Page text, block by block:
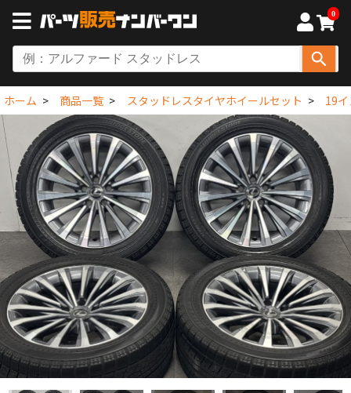
0
ホーム 商品一覧 スタッドレスタイヤホイールセット 19